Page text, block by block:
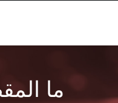
ما